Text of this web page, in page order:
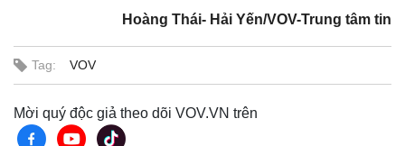
Hoàng Thái- Hải Yến/VOV-Trung tâm tin
Tag: VOV
Mời quý độc giả theo dõi VOV.VN trên